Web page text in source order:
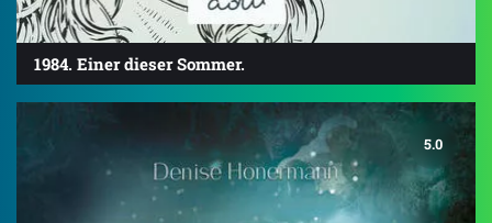
1984. Einer dieser Sommer.
5.0